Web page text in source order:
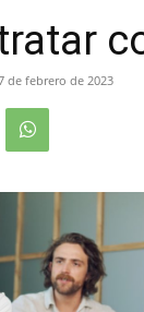
de febrero de 2023